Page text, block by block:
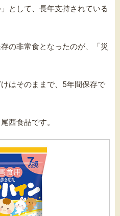
として、長年支持されている
の非常食となったのが、「災
はそのままで、5年間保存で
西食品です。